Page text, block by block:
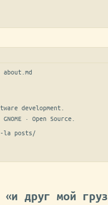
development.
· Open Source.
posts/
друг мой